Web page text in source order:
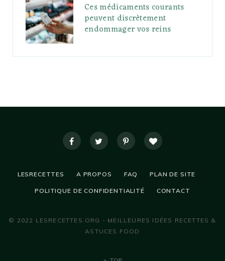
Ces médicaments courants
peuvent discrètement
endommager vos reins
LESRECETTES A PROPOS FAQ PLAN DE SITE
POLITIQUE DE CONFIDENTIALITÉ CONTACT
© 2022 LESRECETTES.ORG - MEILLEURES IDÉES RECETTES &
ASTUCES FOOD